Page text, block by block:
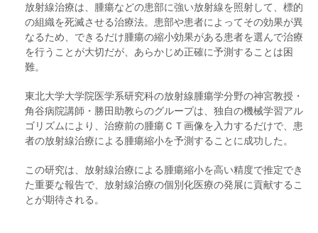
放射線治療は、腫瘍などの患部に強い放射線を照射して、標的
の組織を死滅させる治療法。患部や患者によってその効果が異
なるため、できるだけ腫瘍の縮小効果がある患者を選んで治療
を行うことが大切だが、あらかじめ正確に予測することは困
難。
東北大学大学院医学系研究科の放射線腫瘍学分野の神宮教授・
角谷病院講師・勝田助教らのグループは、独自の機械学習アル
ゴリズムにより、治療前の腫瘍ＣＴ画像を入力するだけで、患
者の放射線治療による腫瘍縮小を予測することに成功した。
この研究は、放射線治療による腫瘍縮小を高い精度で推定でき
た重要な報告で、放射線治療の個別化医療の発展に貢献するこ
とが期待される。